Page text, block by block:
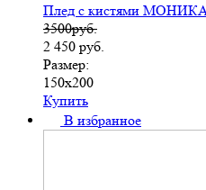
Плед с кистями МОНИКА
3500руб.
2 450 руб.
Размер:
150х200
Купить
В избранное